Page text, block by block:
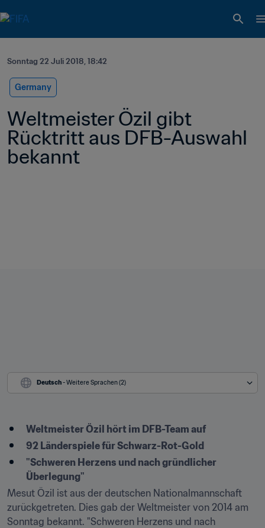
Sonntag 22 Juli 2018, 18:42
Germany
Weltmeister Özil gibt
Rücktritt aus DFB-Auswahl
bekannt
Deutsch - Weitere Sprachen (2)
​Weltmeister Özil hört im DFB-Team auf
92 Länderspiele für Schwarz-Rot-Gold
"Schweren Herzens und nach gründlicher
Überlegung"
Mesut Özil ist aus der deutschen Nationalmannschaft
zurückgetreten. Dies gab der Weltmeister von 2014 am
Sonntag bekannt. "Schweren Herzens und nach